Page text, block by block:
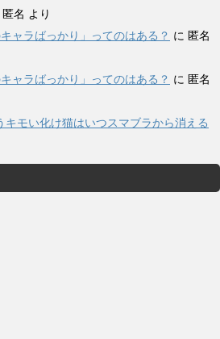
匿名 より
ャラばっかり」ってのはある？ に 匿名
ャラばっかり」ってのはある？ に 匿名
キモい化け猫はいつスマブラから消える